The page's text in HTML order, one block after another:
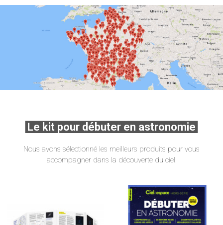
Le kit pour débuter en astronomie
Nous avons sélectionné les meilleurs produits pour vous
accompagner dans la découverte du ciel.